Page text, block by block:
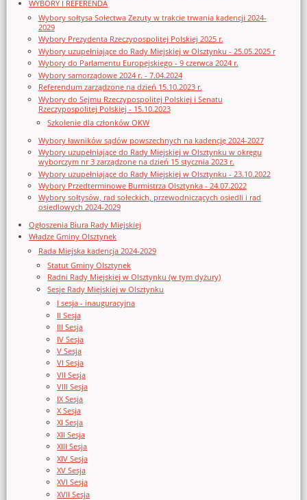
WYBORY I REFERENDA
Wybory sołtysa Sołectwa Zezuty w trakcie trwania kadencji 2024-
2029
Wybory Prezydenta Rzeczypospolitej Polskiej 2025 r.
Wybory uzupełniające do Rady Miejskiej w Olsztynku - 25.05.2025 r
Wybory do Parlamentu Europejskiego - 9 czerwca 2024 r.
Wybory samorządowe 2024 r. - 7.04.2024
Referendum zarządzone na dzień 15.10.2023 r.
Wybory do Sejmu Rzeczypospolitej Polskiej i Senatu
Rzeczypospolitej Polskiej - 15.10.2023
Szkolenie dla członków OKW
Wybory ławników sądów powszechnych na kadencję 2024-2027
Wybory uzupełniające do Rady Miejskiej w Olsztynku w okręgu
wyborczym nr 3 zarządzone na dzień 15 stycznia 2023 r.
Wybory uzupełniające do Rady Miejskiej w Olsztynku - 23.10.2022
Wybory Przedterminowe Burmistrza Olsztynka - 24.07.2022
Wybory sołtysów, rad sołeckich, przewodniczących osiedli i rad
osiedlowych 2024-2029
Ogłoszenia Biura Rady Miejskiej
Władze Gminy Olsztynek
Rada Miejska kadencja 2024-2029
Statut Gminy Olsztynek
Radni Rady Miejskiej w Olsztynku (w tym dyżury)
Sesje Rady Miejskiej w Olsztynku
I sesja - inauguracyjna
II Sesja
III Sesja
IV Sesja
V Sesja
VI Sesja
VII Sesja
VIII Sesja
IX Sesja
X Sesja
XI Sesja
XII Sesja
XIII Sesja
XIV Sesja
XV Sesja
XVI Sesja
XVII Sesja